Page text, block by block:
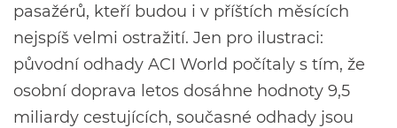
pasažérů, kteří budou i v příštích měsících
nejspíš velmi ostražití. Jen pro ilustraci:
původní odhady ACI World počítaly s tím, že
osobní doprava letos dosáhne hodnoty 9,5
miliardy cestujících, současné odhady jsou